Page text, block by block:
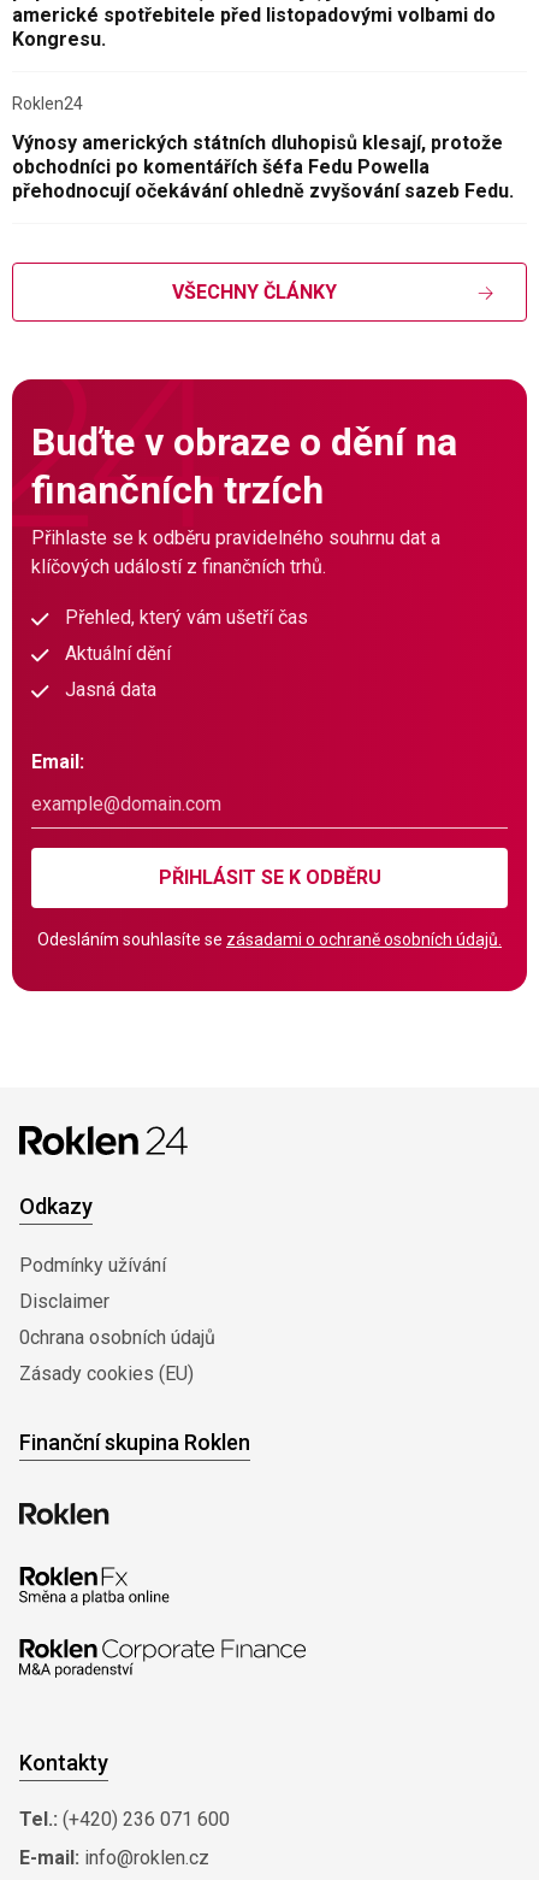
americké spotřebitele před listopadovými volbami do
Kongresu.
Roklen24
Výnosy amerických státních dluhopisů klesají, protože
obchodníci po komentářích šéfa Fedu Powella
přehodnocují očekávání ohledně zvyšování sazeb Fedu.
VŠECHNY ČLÁNKY
Buďte v obraze o dění na
finančních trzích
Přihlaste se k odběru pravidelného souhrnu dat a
klíčových událostí z finančních trhů.
Přehled, který vám ušetří čas
Aktuální dění
Jasná data
Email:
PŘIHLÁSIT SE K ODBĚRU
Odesláním souhlasíte se zásadami o ochraně osobních údajů.
Odkazy
Podmínky užívání
Disclaimer
0chrana osobních údajů
Zásady cookies (EU)
Finanční skupina Roklen
Kontakty
Tel.: (+420) 236 071 600
E-mail: info@roklen.cz